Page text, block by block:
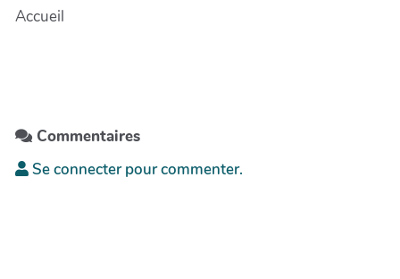
Accueil
Commentaires
Se connecter pour commenter.